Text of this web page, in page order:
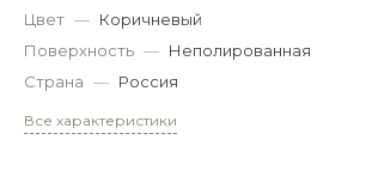
Цвет — Коричневый
Поверхность — Неполированная
Страна — Россия
Все характеристики